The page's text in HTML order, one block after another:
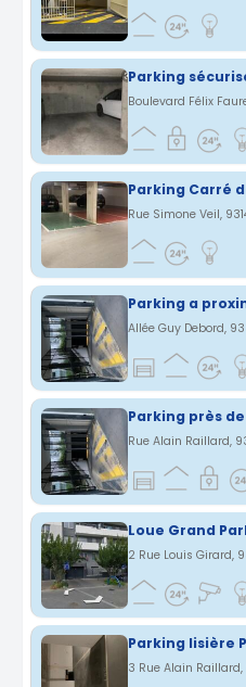
Parking Carré
Rue Simone Veil,
Allée Guy Debord,